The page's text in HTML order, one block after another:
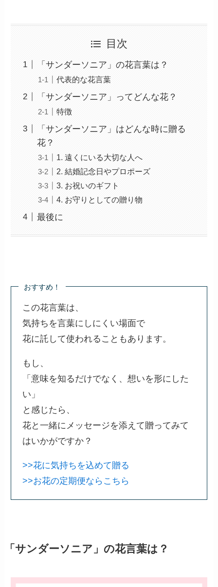
目次
「サンダーソニア」の花言葉は？
代表的な花言葉
「サンダーソニア」ってどんな花？
特徴
「サンダーソニア」はどんな時に贈る
花？
1. 遠くにいる大切な人へ
2. 結婚記念日やプロポーズ
3. お祝いのギフト
4. お守りとしての贈り物
最後に
おすすめ！
この花言葉は、
気持ちを言葉にしにくい場面で
花に託して使われることもあります。
もし、
「意味を知るだけでなく、想いを形にした
い」
と感じたら、
花と一緒にメッセージを添えて贈ってみて
はいかがですか？
>>花に気持ちを込めて贈る
>>お花の定期便ならこちら
「サンダーソニア」の花言葉は？